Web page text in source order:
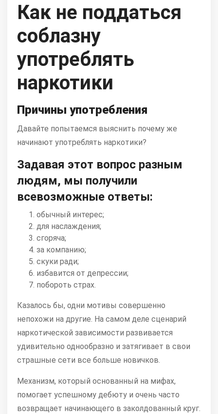
Как не поддаться
соблазну
употреблять
наркотики
Причины употребления
Давайте попытаемся выяснить почему же
начинают употреблять наркотики?
Задавая этот вопрос разным
людям, мы получили
всевозможные ответы:
обычный интерес;
для наслаждения;
сгоряча;
за компанию;
скуки ради;
избавится от депрессии;
побороть страх.
Казалось бы, одни мотивы совершенно
непохожи на другие. На самом деле сценарий
наркотической зависимости развивается
удивительно однообразно и затягивает в свои
страшные сети все больше новичков.
Механизм, который основанный на мифах,
помогает успешному дебюту и очень часто
возвращает начинающего в заколдованный круг.